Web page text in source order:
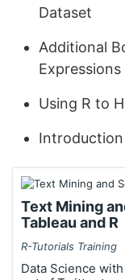
Dataset
Additional
Using R to
Text Mining
Tableau and R
R-Tutorials Training
Data Science